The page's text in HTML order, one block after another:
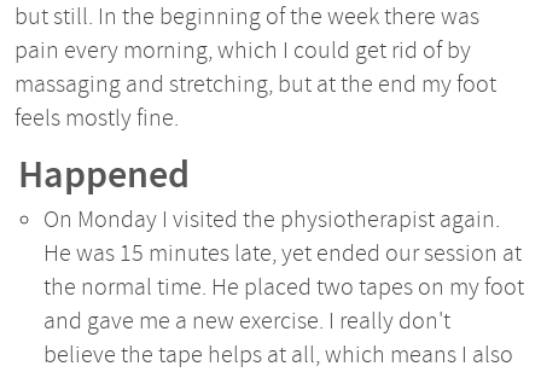
but still. In the beginning of the week there was
pain every morning, which I could get rid of by
massaging and stretching, but at the end my foot
feels mostly fine.
Happened
On Monday I visited the physiotherapist again.
He was 15 minutes late, yet ended our session at
the normal time. He placed two tapes on my foot
and gave me a new exercise. I really don't
believe the tape helps at all, which means I also